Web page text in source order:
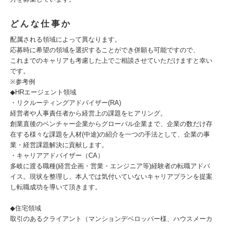
どんな仕事か
配属される領域によって異なります。
応募時に希望の領域を選択することができ併願も可能ですので、
これまでのキャリアも考慮した上でご相談させていただけますと幸い
です。
※参考例
◆HRエージェント領域
・リクルーティングアドバイザー(RA)
経営者や人事責任者から経営上の課題をヒアリング。
創業直後のベンチャー企業からグローバル企業まで、企業の数だけ存
在する様々な課題を人材(中途)の紹介を一つの手法として、企業の事
業・経営課題解決に貢献します。
・キャリアアドバイザー（CA）
多岐に渡る職種(経営企画・営業・エンジニア等)経験者の転職アドバ
イス。現状を整理し、本人では気付いていないキャリアプランを提案
し転職成功を導いて頂きます。
◆住宅領域
取引のあるクライアント（マンションデベロッパー様、ハウスメーカ